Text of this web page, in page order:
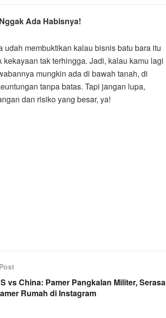
Ada Habisnya!
membuktikan kalau bisnis batu bara itu
tak terhingga. Jadi, kalau kamu lagi
mungkin ada di bawah tanah, di
tanpa batas. Tapi jangan lupa,
dan risiko yang besar, ya!
vs China: Pamer Pangkalan Militer, Serasa
Rumah di Instagram